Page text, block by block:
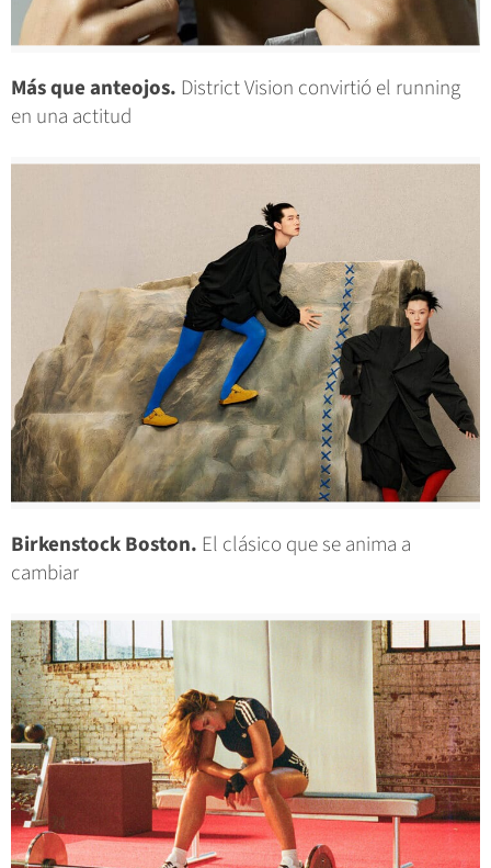
Más que anteojos. District Vision convirtió el running
en una actitud
Birkenstock Boston. El clásico que se anima a
cambiar